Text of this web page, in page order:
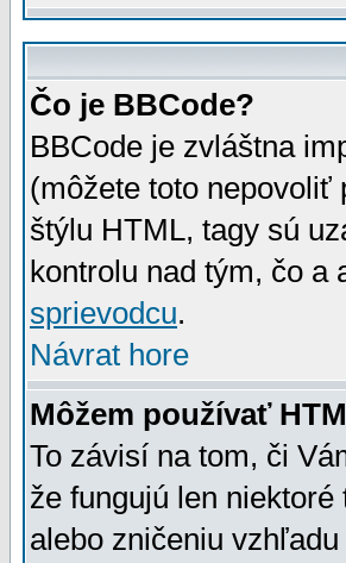
Čo je BBCode?
BBCode je zvláštna
(môžete toto nepovoliť
štýlu HTML, tagy sú
kontrolu nad tým, čo
sprievodcu.
Návrat hore
Môžem používať
To závisí na tom, či
že fungujú len niektoré
alebo zničeniu